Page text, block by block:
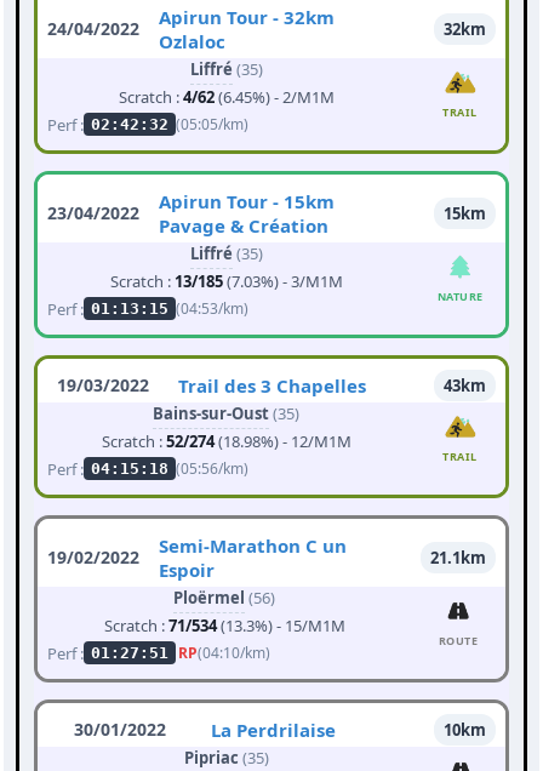
24/04/2022
Apirun Tour - 32km
Ozlaloc
32km
Liffré (35)
Scratch :4/62(6.45%) - 2/M1M
Perf : 02:42:32 (05:05/km)
TRAIL
23/04/2022
Apirun Tour - 15km
Pavage & Création
15km
Liffré (35)
Scratch : 13/185(7.03%) - 3/M1M
Perf : 01:13:15 (04:53/km)
NATURE
19/03/2022 Trail des 3 Chapelles
43km
Bains-sur-Oust(35)
Scratch :52/274(18.98%) - 12/M1M
Perf : 04:15:18 (05:56/km)
TRAIL
19/02/2022
Semi-Marathon C un
Espoir
21.1km
Ploërmel (56)
Scratch :71/534(13.3%) - 15/M1M
Perf : 01:27:51 RP(04:10/km)
ROUTE
30/01/2022 La Perdrilaise
10km
Pipriac (35)